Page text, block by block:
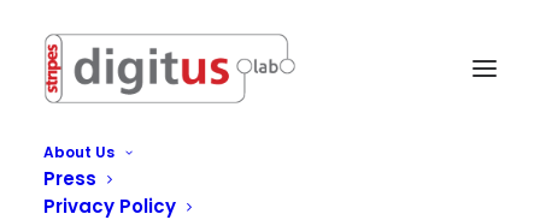
About Us
Press
Privacy Policy